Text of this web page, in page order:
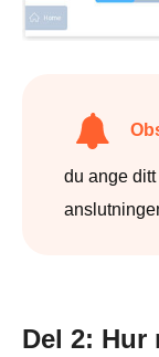
du ange
Del 2: Hur